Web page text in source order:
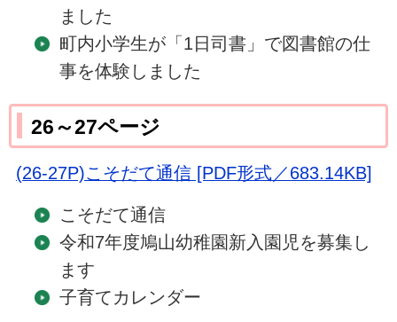
ました
町内小学生が「1日司書」で図書館の仕
事を体験しました
26～27ページ
(26-27P)こそだて通信 [PDF形式／683.14KB]
こそだて通信
令和7年度鳩山幼稚園新入園児を募集し
ます
子育てカレンダー